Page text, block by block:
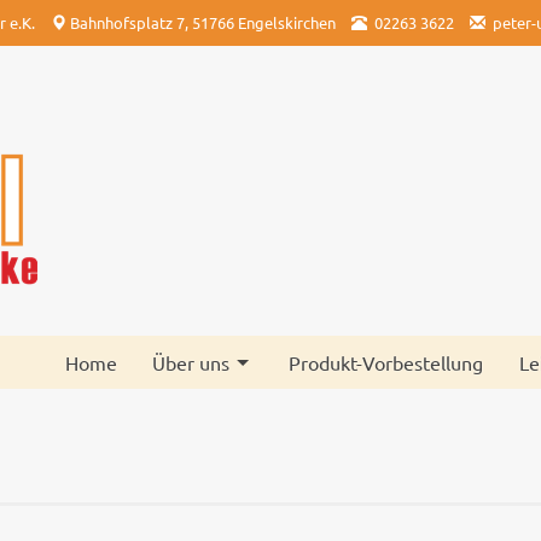
e.K. Bahnhofsplatz 7, 51766 Engelskirchen 02263 3622 peter-
Home Über uns Produkt-Vorbestellung